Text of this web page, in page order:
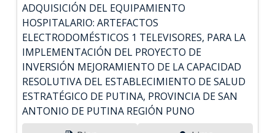
ADQUISICIÓN DEL EQUIPAMIENTO
HOSPITALARIO: ARTEFACTOS
ELECTRODOMÉSTICOS 1 TELEVISORES, PARA LA
IMPLEMENTACIÓN DEL PROYECTO DE
INVERSIÓN MEJORAMIENTO DE LA CAPACIDAD
RESOLUTIVA DEL ESTABLECIMIENTO DE SALUD
ESTRATÉGICO DE PUTINA, PROVINCIA DE SAN
ANTONIO DE PUTINA REGIÓN PUNO